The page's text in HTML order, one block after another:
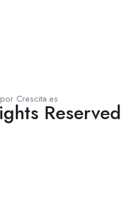
Crescita.es
Reserved